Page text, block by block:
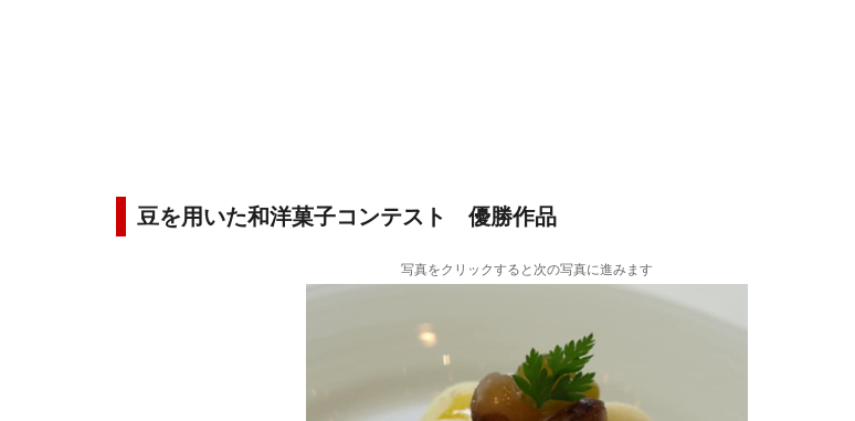
豆を用いた和洋菓子コンテスト 優勝作品
写真をクリックすると次の写真に進みます